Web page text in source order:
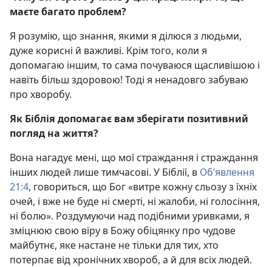
маєте багато проблем?
Я розумію, що знання, якими я ділюся з людьми,
дуже корисні й важливі. Крім того, коли я
допомагаю іншим, то сама почуваюся щасливішою і
навіть більш здоровою! Тоді я ненадовго забуваю
про хворобу.
Як Біблія допомагає вам зберігати позитивний
погляд на життя?
Вона нагадує мені, що мої страждання і страждання
інших людей лише тимчасові. У Біблії, в Об’явлення
21:4, говориться, що Бог «витре кожну сльозу з їхніх
очей, і вже не буде ні смерті, ні жалоби, ні голосіння,
ні болю». Роздумуючи над подібними уривками, я
зміцнюю свою віру в Божу обіцянку про чудове
майбутнє, яке настане не тільки для тих, хто
потерпає від хронічних хвороб, а й для всіх людей.